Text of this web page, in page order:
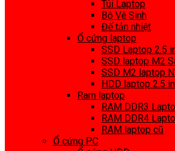
Túi Laptop
Bộ Vệ Sinh
Đế tản nhiệt
Ổ cứng laptop
SSD Laptop 2.5
SSD laptop M2
SSD M2 laptop
HDD laptop 2.5
Ram laptop
RAM DDR3
RAM DDR4
RAM laptop cũ
Ổ cứng PC